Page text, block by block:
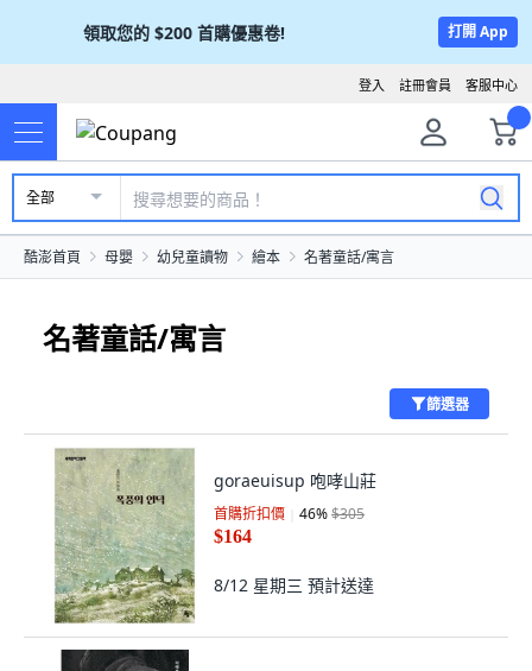
領取您的 $200 首購優惠卷! 打開 App
客服中心
註冊會員
登入
全部
酷澎首頁 母嬰 幼兒童讀物 繪本 名著童話/寓言
名著童話/寓言
篩選器
goraeuisup 咆哮山莊
首購折扣價 46%$305
$164
8/12 星期三 預計送達